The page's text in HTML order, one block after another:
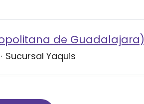
de Guadalajara)
· Sucursal Yaquis